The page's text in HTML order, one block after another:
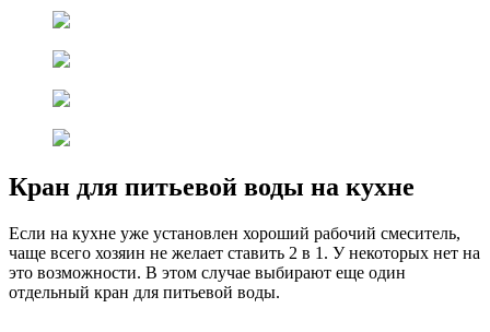
Кран для питьевой воды на кухне
Если на кухне уже установлен хороший рабочий смеситель,
чаще всего хозяин не желает ставить 2 в 1. У некоторых нет на
это возможности. В этом случае выбирают еще один
отдельный кран для питьевой воды.